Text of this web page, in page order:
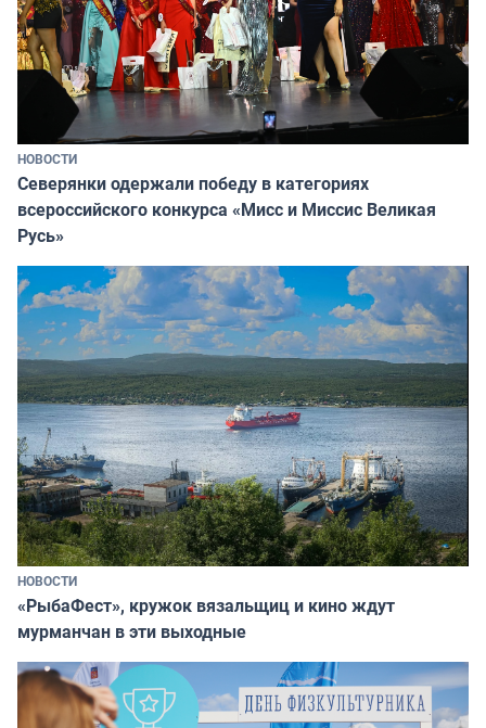
НОВОСТИ
Северянки одержали победу в категориях
всероссийского конкурса «Мисс и Миссис Великая
Русь»
НОВОСТИ
«РыбаФест», кружок вязальщиц и кино ждут
мурманчан в эти выходные